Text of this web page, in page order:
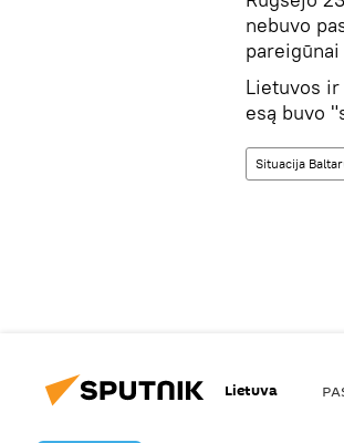
nebuvo
Lietuvos
esą buvo
Situacija
Lietuva